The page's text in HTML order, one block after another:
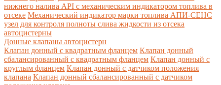
нижнего налива API с механическим индикатором топлива в
отсеке Механический индикатор марки топлива АПИ-СЕНС
узел для контроля полноты слива жидкости из отсека
автоцистерны
Донные клапаны автоцистерн
Клапан донный с квадратным фланцем Клапан донный
сбалансированный с квадратным фланцем Клапан донный с
круглым фланцем Клапан донный с датчиком положения
клапана Клапан донный сбалансированный с датчиком